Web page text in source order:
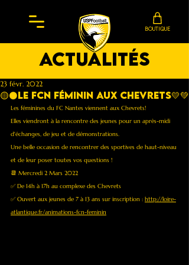
BOUTIQUE
actualités
🟡⚫️Le FCN Féminin aux Chevrets💛💚
23 févr. 2022
Les féminines du FC Nantes viennent aux Chevrets!
Elles viendront à la rencontre des jeunes pour un après-midi
d'échanges, de jeu et de démonstrations.
Une belle occasion de rencontrer des sportives de haut-niveau
et de leur poser toutes vos questions !
📆 Mercredi 2 Mars 2022
✅ De 14h à 17h au complexe des Chevrets
✅ Ouvert aux jeunes de 7 à 13 ans sur inscription : http://loire-
atlantique.fr/animations-fcn-feminin